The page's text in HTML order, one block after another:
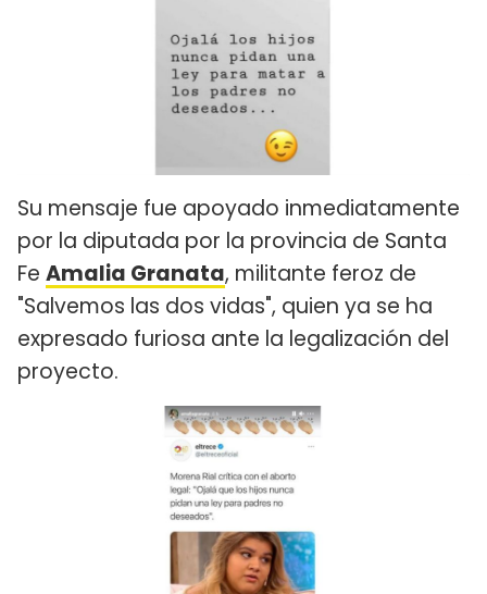
Su mensaje fue apoyado inmediatamente
por la diputada por la provincia de Santa
Fe Amalia Granata, militante feroz de
"Salvemos las dos vidas", quien ya se ha
expresado furiosa ante la legalización del
proyecto.